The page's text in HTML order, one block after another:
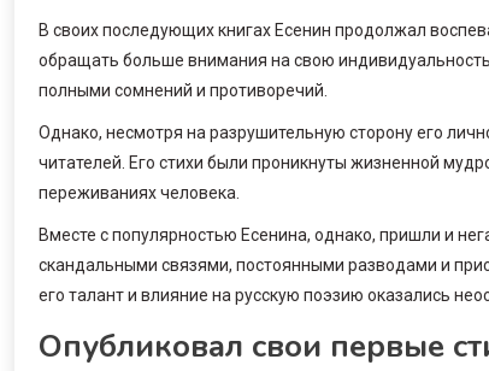
В своих последующих книгах Есенин продолжал
обращать больше внимания на свою
полными сомнений и противоречий.
Однако, несмотря на разрушительную сторону его
читателей. Его стихи были проникнуты жизненной
переживаниях человека.
Вместе с популярностью Есенина, однако, пришли и
скандальными связями, постоянными разводами и
его талант и влияние на русскую поэзию оказались
Опубликовал свои первые